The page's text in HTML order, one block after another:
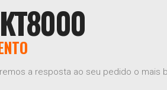
a resposta ao seu pedido o mais